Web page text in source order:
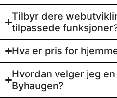
Tilbyr dere
tilpassede
Hva er pris for
Hvordan velger jeg
Byhaugen?